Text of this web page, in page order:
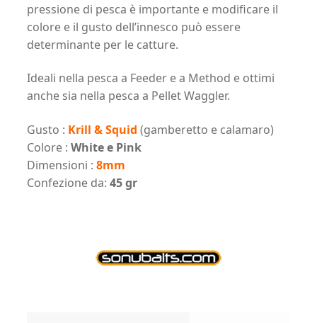
pressione di pesca è importante e modificare il
colore e il gusto dell’innesco può essere
determinante per le catture.
Ideali nella pesca a Feeder e a Method e ottimi
anche sia nella pesca a Pellet Waggler.
Gusto : Krill & Squid (gamberetto e calamaro)
Colore : White e Pink
Dimensioni : 8mm
Confezione da: 45 gr